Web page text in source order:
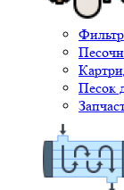
Песок